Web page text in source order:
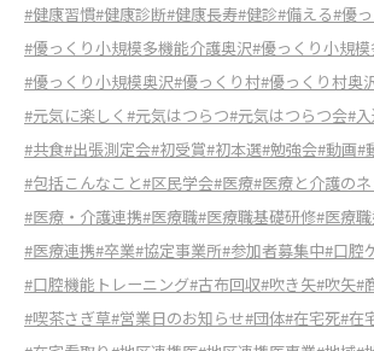
#健康習慣#健康診断#健康長寿#健診#備える#優
#優っくり小規模多機能介護奥沢#優っくり小規
#優っくり小規模奥沢#優っくり村#優っくり村奥
#元気に楽しく #元気はつらつ#元気はつらつ会#
#共食#出張測定会#初受賞#初本選#勉強会#動画#
#包括こんなこと#区民学会#医療#医療と介護の
#医療・介護連携#医療職#医療職基礎研修#医療
#医療連携#卒業#協定事業所#参加者募集中#口腔
#口腔機能トレーニング#古布回収#吹き矢#吹矢#
#喫茶さぎ草#営業日のお知らせ#団体#在宅死#在